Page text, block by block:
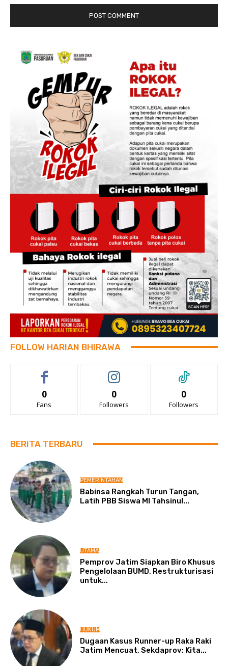
FOLLOW HARIAN BHIRAWA
0
Fans
0
Followers
0
Followers
BERITA TERBARU
PEMERINTAHAN
Babinsa Rangkah Turun Tangan,
Latih PBB Siswa MI Tahsinul...
UTAMA
Pemprov Jatim Siapkan Biro Khusus
Pengelolaan BUMD, Restrukturisasi
untuk...
HUKUM
Dugaan Kasus Runner-up Raka Raki
Jatim Mencuat, Sekdaprov: Kita...